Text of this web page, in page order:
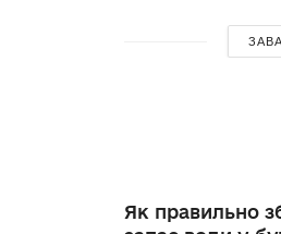
Як правильно